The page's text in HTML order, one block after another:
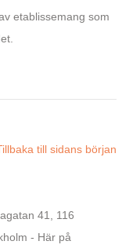
etablissemang som
till sidans början
41, 116
- Här på